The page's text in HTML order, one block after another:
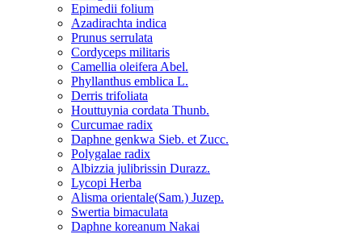
Epimedii folium
Azadirachta indica
Prunus serrulata
Cordyceps militaris
Camellia oleifera Abel.
Phyllanthus emblica L.
Derris trifoliata
Houttuynia cordata Thunb.
Curcumae radix
Daphne genkwa Sieb. et Zucc.
Polygalae radix
Albizzia julibrissin Durazz.
Lycopi Herba
Alisma orientale(Sam.) Juzep.
Swertia bimaculata
Daphne koreanum Nakai